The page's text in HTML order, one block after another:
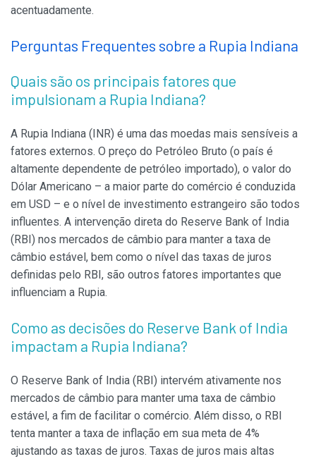
acentuadamente.
Perguntas Frequentes sobre a Rupia Indiana
Quais são os principais fatores que
impulsionam a Rupia Indiana?
A Rupia Indiana (INR) é uma das moedas mais sensíveis a
fatores externos. O preço do Petróleo Bruto (o país é
altamente dependente de petróleo importado), o valor do
Dólar Americano – a maior parte do comércio é conduzida
em USD – e o nível de investimento estrangeiro são todos
influentes. A intervenção direta do Reserve Bank of India
(RBI) nos mercados de câmbio para manter a taxa de
câmbio estável, bem como o nível das taxas de juros
definidas pelo RBI, são outros fatores importantes que
influenciam a Rupia.
Como as decisões do Reserve Bank of India
impactam a Rupia Indiana?
O Reserve Bank of India (RBI) intervém ativamente nos
mercados de câmbio para manter uma taxa de câmbio
estável, a fim de facilitar o comércio. Além disso, o RBI
tenta manter a taxa de inflação em sua meta de 4%
ajustando as taxas de juros. Taxas de juros mais altas